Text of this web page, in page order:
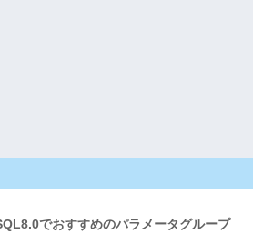
でおすすめのパラメータグループ